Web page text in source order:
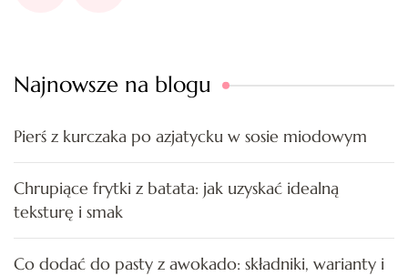
Najnowsze na blogu
Pierś z kurczaka po azjatycku w sosie miodowym
Chrupiące frytki z batata: jak uzyskać idealną
teksturę i smak
Co dodać do pasty z awokado: składniki, warianty i